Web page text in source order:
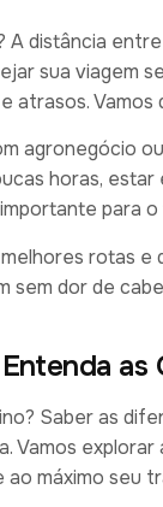
distância
sua viagem
Vamos
agronegócio
horas,
para
rotas
sem dor de
as
Saber as
Vamos
ao máximo seu